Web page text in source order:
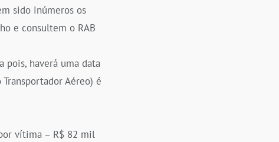
sido inúmeros os
e consultem o RAB
pois, haverá uma data
Aéreo) é
vítima – R$ 82 mil